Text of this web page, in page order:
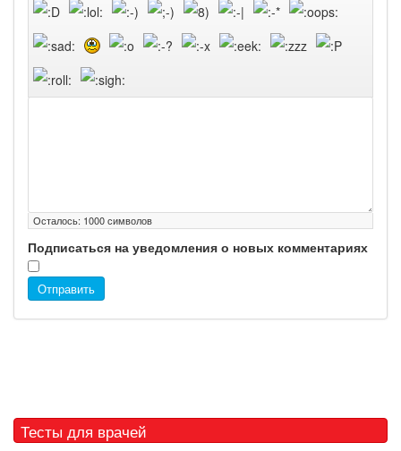
Осталось: 1000символов
Подписаться на уведомления о новых комментариях
Отправить
Тесты для врачей